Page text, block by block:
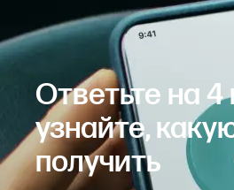
Ответьте на
узнайте,
получить